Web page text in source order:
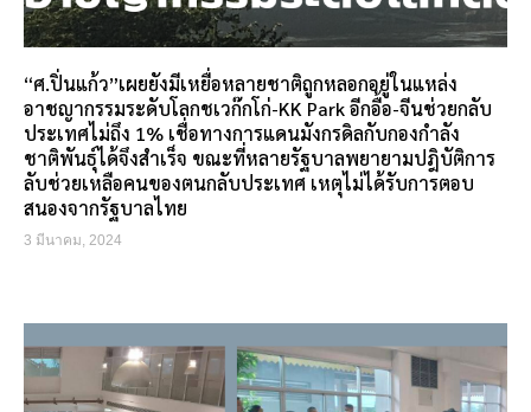
“ศ.ปิ่นแก้ว”เผยยังมีเหยื่อหลายชาติถูกหลอกอยู่ในแหล่ง
อาชญากรรมระดับโลกชเวก๊กโก่-KK Park อีกอื้อ-จีนช่วยกลับ
ประเทศไม่ถึง 1% เชื่อทางการแดนมังกรดิลกับกองกำลัง
ชาติพันธุ์ได้จึงสำเร็จ ขณะที่หลายรัฐบาลพยายามปฎิบัติการ
ลับช่วยเหลือคนของตนกลับประเทศ เหตุไม่ได้รับการตอบ
สนองจากรัฐบาลไทย
3 มีนาคม, 2024